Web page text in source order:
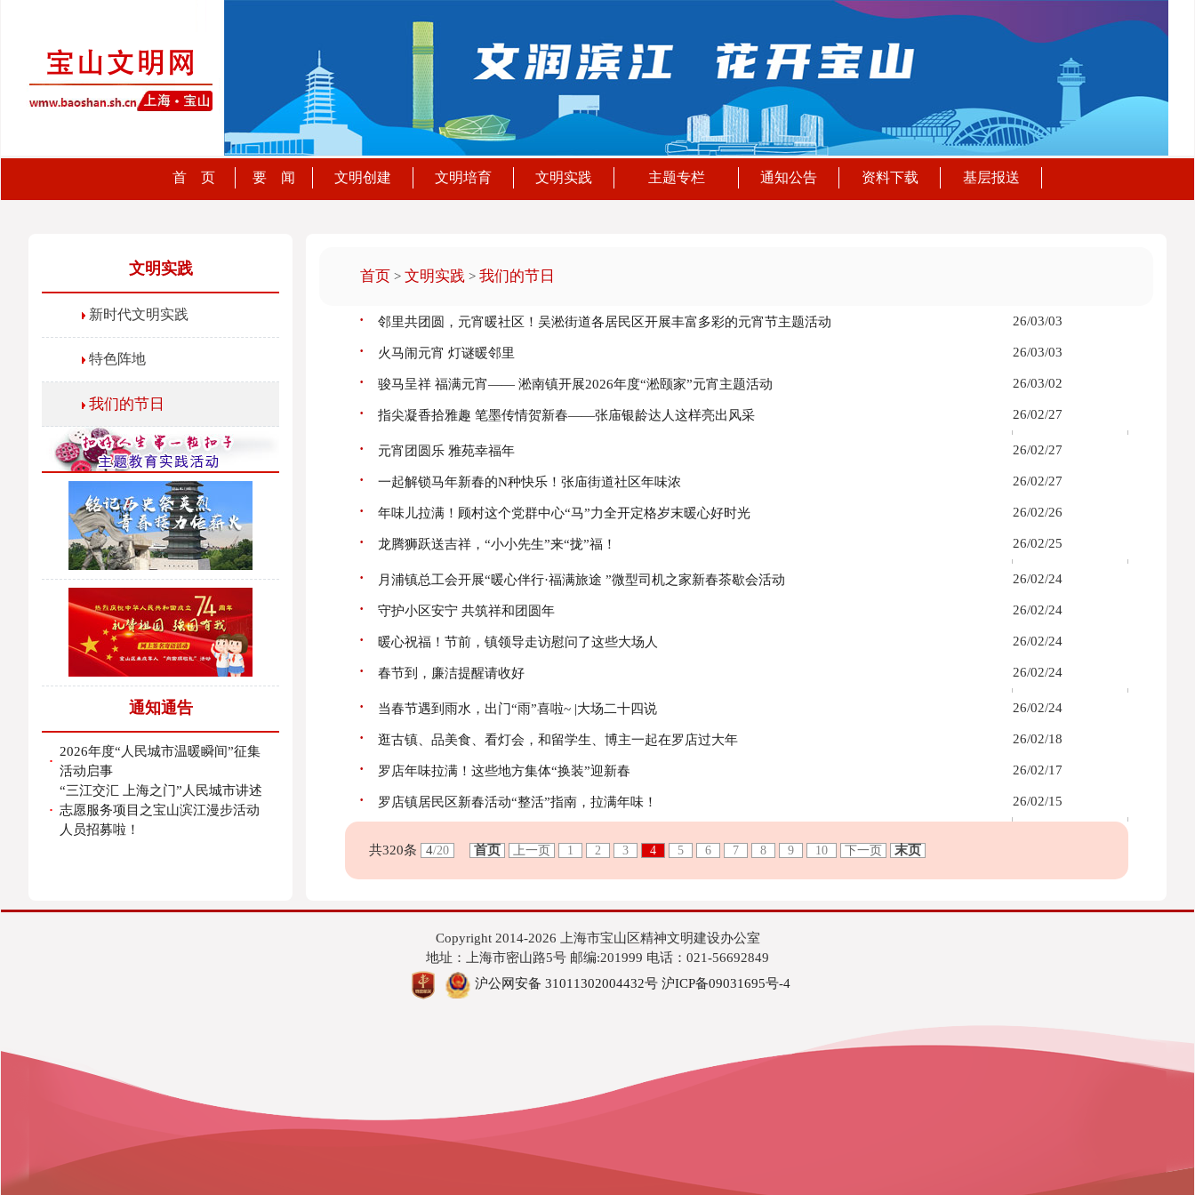
首 页 要 闻 文明创建 文明培育 文明实践 主题专栏 通知公告 资料下载 基层报送
文明实践
新时代文明实践
特色阵地
我们的节日
通知通告
· 2026年度“人民城市温暖瞬间”征集
活动启事
·
“三江交汇 上海之门”人民城市讲述
志愿服务项目之宝山滨江漫步活动
人员招募啦！
首页 > 文明实践 > 我们的节日
· 邻里共团圆，元宵暖社区！吴淞街道各居民区开展丰富多彩的元宵节主题活动 26/03/03
· 火马闹元宵 灯谜暖邻里 26/03/03
· 骏马呈祥 福满元宵—— 淞南镇开展2026年度“淞颐家”元宵主题活动 26/03/02
· 指尖凝香拾雅趣 笔墨传情贺新春——张庙银龄达人这样亮出风采 26/02/27
· 元宵团圆乐 雅苑幸福年 26/02/27
· 一起解锁马年新春的N种快乐！张庙街道社区年味浓 26/02/27
· 年味儿拉满！顾村这个党群中心“马”力全开定格岁末暖心好时光 26/02/26
· 龙腾狮跃送吉祥，“小小先生”来“拢”福！ 26/02/25
· 月浦镇总工会开展“暖心伴行·福满旅途 ”微型司机之家新春茶歇会活动 26/02/24
· 守护小区安宁 共筑祥和团圆年 26/02/24
· 暖心祝福！节前，镇领导走访慰问了这些大场人 26/02/24
· 春节到，廉洁提醒请收好 26/02/24
· 当春节遇到雨水，出门“雨”喜啦~ |大场二十四说 26/02/24
· 逛古镇、品美食、看灯会，和留学生、博主一起在罗店过大年 26/02/18
· 罗店年味拉满！这些地方集体“换装”迎新春 26/02/17
· 罗店镇居民区新春活动“整活”指南，拉满年味！ 26/02/15
共320条 4/20 首页 上一页 1 2 3 4 5 6 7 8 9 10 下一页 末页
Copyright 2014-2026 上海市宝山区精神文明建设办公室
地址：上海市密山路5号 邮编:201999 电话：021-56692849
沪公网安备 31011302004432号 沪ICP备09031695号-4